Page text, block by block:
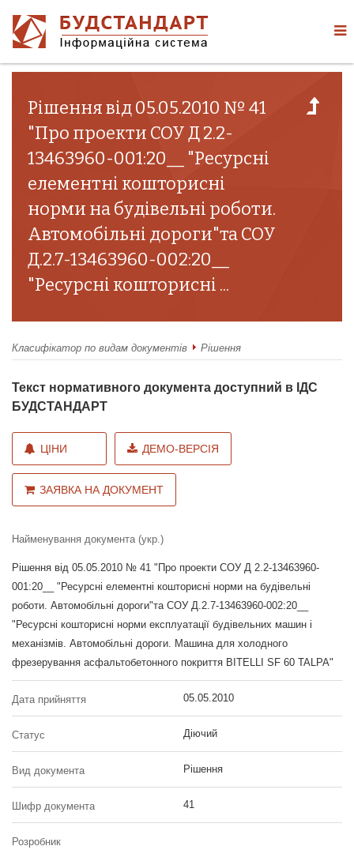
Рішення від 05.05.2010 № 41
"Про проекти СОУ Д 2.2-
13463960-001:20__ "Ресурсні
елементні кошторисні
норми на будівельні роботи.
Автомобільні дороги"та СОУ
Д.2.7-13463960-002:20__
"Ресурсні кошторисні ...
Класифікатор по видам документів Рішення
Текст нормативного документа доступний в ІДС
БУДСТАНДАРТ
ЦІНИ ДЕМО-ВЕРСІЯ
ЗАЯВКА НА ДОКУМЕНТ
Найменування документа (укр.)
Рішення від 05.05.2010 № 41 "Про проекти СОУ Д 2.2-13463960-
001:20__ "Ресурсні елементні кошторисні норми на будівельні
роботи. Автомобільні дороги"та СОУ Д.2.7-13463960-002:20__
"Ресурсні кошторисні норми експлуатації будівельних машин і
механізмів. Автомобільні дороги. Машина для холодного
фрезерування асфальтобетонного покриття BITELLI SF 60 TALPA"
Дата прийняття 05.05.2010
Статус Діючий
Вид документа Рішення
Шифр документа 41
Розробник